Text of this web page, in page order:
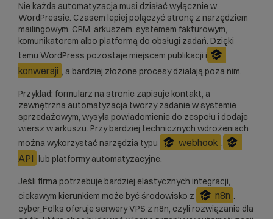
Nie każda automatyzacja musi działać wyłącznie w
WordPressie. Czasem lepiej połączyć stronę z narzędziem
mailingowym, CRM, arkuszem, systemem fakturowym,
komunikatorem albo platformą do obsługi zadań. Dzięki
temu WordPress pozostaje miejscem publikacji i
konwersji , a bardziej złożone procesy działają poza nim.
Przykład: formularz na stronie zapisuje kontakt, a
zewnętrzna automatyzacja tworzy zadanie w systemie
sprzedażowym, wysyła powiadomienie do zespołu i dodaje
wiersz w arkuszu. Przy bardziej technicznych wdrożeniach
można wykorzystać narzędzia typu
webhook ,
API lub platformy automatyzacyjne.
Jeśli firma potrzebuje bardziej elastycznych integracji,
ciekawym kierunkiem może być środowisko z
n8n .
cyber_Folks oferuje serwery VPS z n8n, czyli rozwiązanie dla